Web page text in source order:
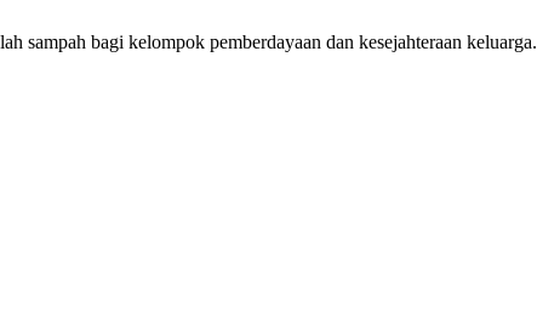
sampah bagi kelompok pemberdayaan dan kesejahteraan keluarga.